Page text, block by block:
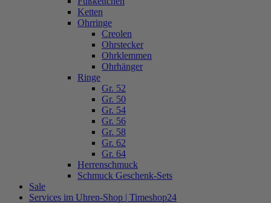
Ketten
Ohrringe
Creolen
Ohrstecker
Ohrklemmen
Ohrhänger
Ringe
Gr. 52
Gr. 50
Gr. 54
Gr. 56
Gr. 58
Gr. 62
Gr. 64
Herrenschmuck
Schmuck Geschenk-Sets
Sale
Services im Uhren-Shop | Timeshop24